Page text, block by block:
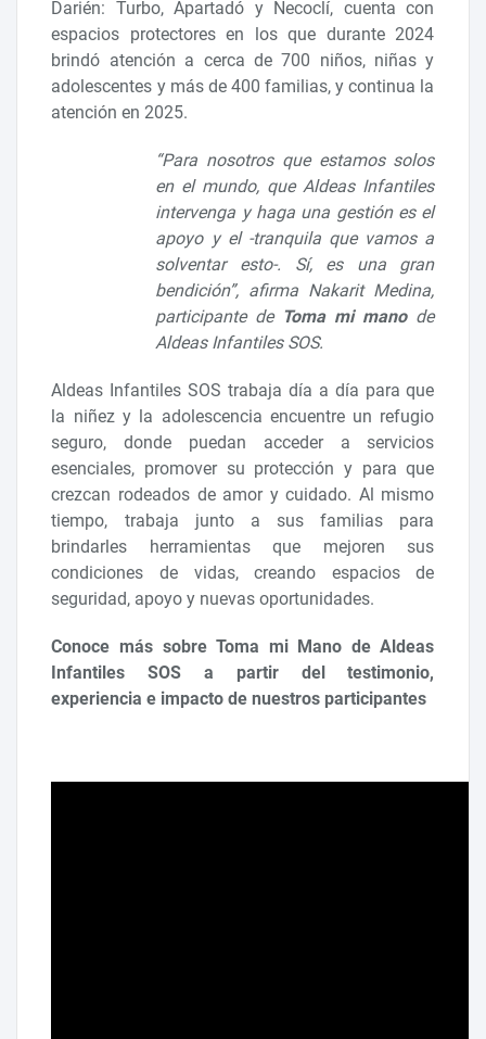
Darién: Turbo, Apartadó y Necoclí, cuenta con
espacios protectores en los que durante 2024
brindó atención a cerca de 700 niños, niñas y
adolescentes y más de 400 familias, y continua la
atención en 2025.
“Para nosotros que estamos solos
en el mundo, que Aldeas Infantiles
intervenga y haga una gestión es el
apoyo y el -tranquila que vamos a
solventar esto-. Sí, es una gran
bendición”, afirma Nakarit Medina,
participante de Toma mi mano de
Aldeas Infantiles SOS.
Aldeas Infantiles SOS trabaja día a día para que
la niñez y la adolescencia encuentre un refugio
seguro, donde puedan acceder a servicios
esenciales, promover su protección y para que
crezcan rodeados de amor y cuidado. Al mismo
tiempo, trabaja junto a sus familias para
brindarles herramientas que mejoren sus
condiciones de vidas, creando espacios de
seguridad, apoyo y nuevas oportunidades.
Conoce más sobre Toma mi Mano de Aldeas
Infantiles SOS a partir del testimonio,
experiencia e impacto de nuestros participantes